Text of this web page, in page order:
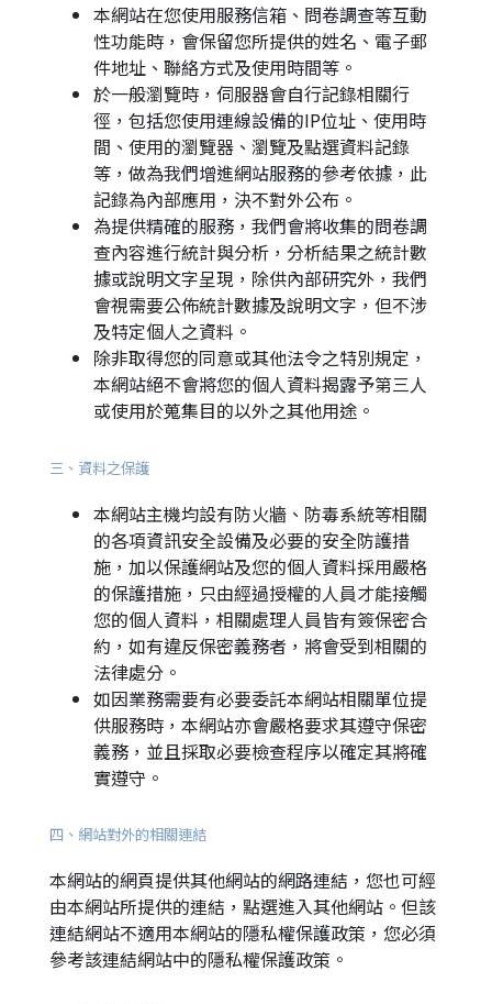
本網站在您使用服務信箱、問卷調查等互動
性功能時，會保留您所提供的姓名、電子郵
件地址、聯絡方式及使用時間等。
於一般瀏覽時，伺服器會自行記錄相關行
徑，包括您使用連線設備的IP位址、使用時
間、使用的瀏覽器、瀏覽及點選資料記錄
等，做為我們增進網站服務的參考依據，此
記錄為內部應用，決不對外公布。
為提供精確的服務，我們會將收集的問卷調
查內容進行統計與分析，分析結果之統計數
據或說明文字呈現，除供內部研究外，我們
會視需要公佈統計數據及說明文字，但不涉
及特定個人之資料。
除非取得您的同意或其他法令之特別規定，
本網站絕不會將您的個人資料揭露予第三人
或使用於蒐集目的以外之其他用途。
三、資料之保護
本網站主機均設有防火牆、防毒系統等相關
的各項資訊安全設備及必要的安全防護措
施，加以保護網站及您的個人資料採用嚴格
的保護措施，只由經過授權的人員才能接觸
您的個人資料，相關處理人員皆有簽保密合
約，如有違反保密義務者，將會受到相關的
法律處分。
如因業務需要有必要委託本網站相關單位提
供服務時，本網站亦會嚴格要求其遵守保密
義務，並且採取必要檢查程序以確定其將確
實遵守。
四、網站對外的相關連結
本網站的網頁提供其他網站的網路連結，您也可經
由本網站所提供的連結，點選進入其他網站。但該
連結網站不適用本網站的隱私權保護政策，您必須
參考該連結網站中的隱私權保護政策。